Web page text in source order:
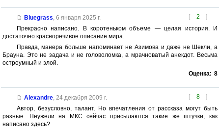
[ 2 ]
Bluegrass, 6 января 2025 г.
Прекрасно написано. В коротеньком объеме — целая история. И
достаточно красноречивое описание мира.
Правда, манера больше напоминает не Азимова и даже не Шекли, а
Брауна. Это не задача и не головоломка, а мрачноватый анекдот. Весьма
остроумный и злой.
Оценка: 8
[ 8 ]
Alexandre, 24 декабря 2009 г.
Автор, безусловно, талант. Но впечатления от рассказа могут быть
разные. Неужели на МКС сейчас присылаются такие же штучки, как
написано здесь?